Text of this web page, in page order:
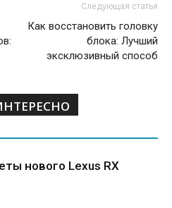
Следующая статья
Как восстановить головку
блока: Лучший
эксклюзивный способ
нового Lexus RX